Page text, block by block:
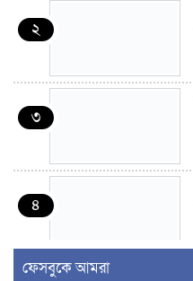
২
৩
৪
ফেসবুকে আমরা